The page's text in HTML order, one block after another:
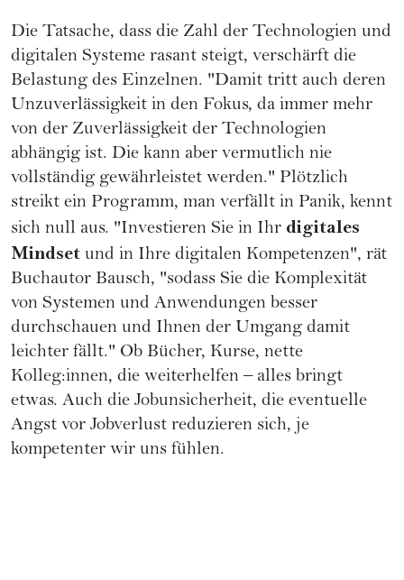
Die Tatsache, dass die Zahl der Technologien und
digitalen Systeme rasant steigt, verschärft die
Belastung des Einzelnen. "Damit tritt auch deren
Unzuverlässigkeit in den Fokus, da immer mehr
von der Zuverlässigkeit der Technologien
abhängig ist. Die kann aber vermutlich nie
vollständig gewährleistet werden." Plötzlich
streikt ein Programm, man verfällt in Panik, kennt
sich null aus. "Investieren Sie in Ihr digitales
Mindset und in Ihre digitalen Kompetenzen", rät
Buchautor Bausch, "sodass Sie die Komplexität
von Systemen und Anwendungen besser
durchschauen und Ihnen der Umgang damit
leichter fällt." Ob Bücher, Kurse, nette
Kolleg:innen, die weiterhelfen – alles bringt
etwas. Auch die Jobunsicherheit, die eventuelle
Angst vor Jobverlust reduzieren sich, je
kompetenter wir uns fühlen.